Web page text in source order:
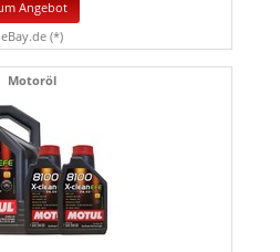
Angebot
eBay.de (*)
Motoröl